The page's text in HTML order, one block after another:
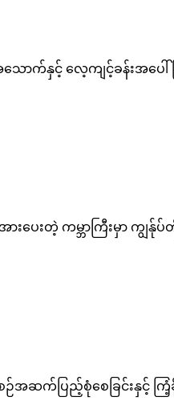
သောက်နှင့် လေ့ကျင့်ခန်းအပေ
အားပေးတဲ့ ကမ္ဘာကြီးမှာ
န်အစဉ်အဆက်ပြည့်စုံစေခြင်း